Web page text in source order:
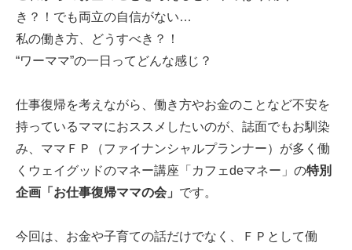
き？！でも両立の自信がない…
私の働き方、どうすべき？！
“ワーママ”の一日ってどんな感じ？
仕事復帰を考えながら、働き方やお金のことなど不安を
持っているママにおススメしたいのが、誌面でもお馴染
み、ママＦＰ（ファイナンシャルプランナー）が多く働
くウェイグッドのマネー講座「カフェdeマネー」の特別
企画「お仕事復帰ママの会」 です。
今回は、お金や子育ての話だけでなく、ＦＰとして働